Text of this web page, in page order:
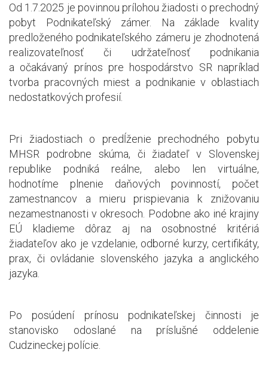
Od 1.7.2025 je povinnou prílohou žiadosti o prechodný
pobyt Podnikateľský zámer. Na základe kvality
predloženého podnikateľského zámeru je zhodnotená
realizovateľnosť či udržateľnosť podnikania
a očakávaný prínos pre hospodárstvo SR napríklad
tvorba pracovných miest a podnikanie v oblastiach
nedostatkových profesií.
Pri žiadostiach o predĺženie prechodného pobytu
MHSR podrobne skúma, či žiadateľ v Slovenskej
republike podniká reálne, alebo len virtuálne,
hodnotíme plnenie daňových povinností, počet
zamestnancov a mieru prispievania k znižovaniu
nezamestnanosti v okresoch. Podobne ako iné krajiny
EÚ kladieme dôraz aj na osobnostné kritériá
žiadateľov ako je vzdelanie, odborné kurzy, certifikáty,
prax, či ovládanie slovenského jazyka a anglického
jazyka.
Po posúdení prínosu podnikateľskej činnosti je
stanovisko odoslané na príslušné oddelenie
Cudzineckej polície.